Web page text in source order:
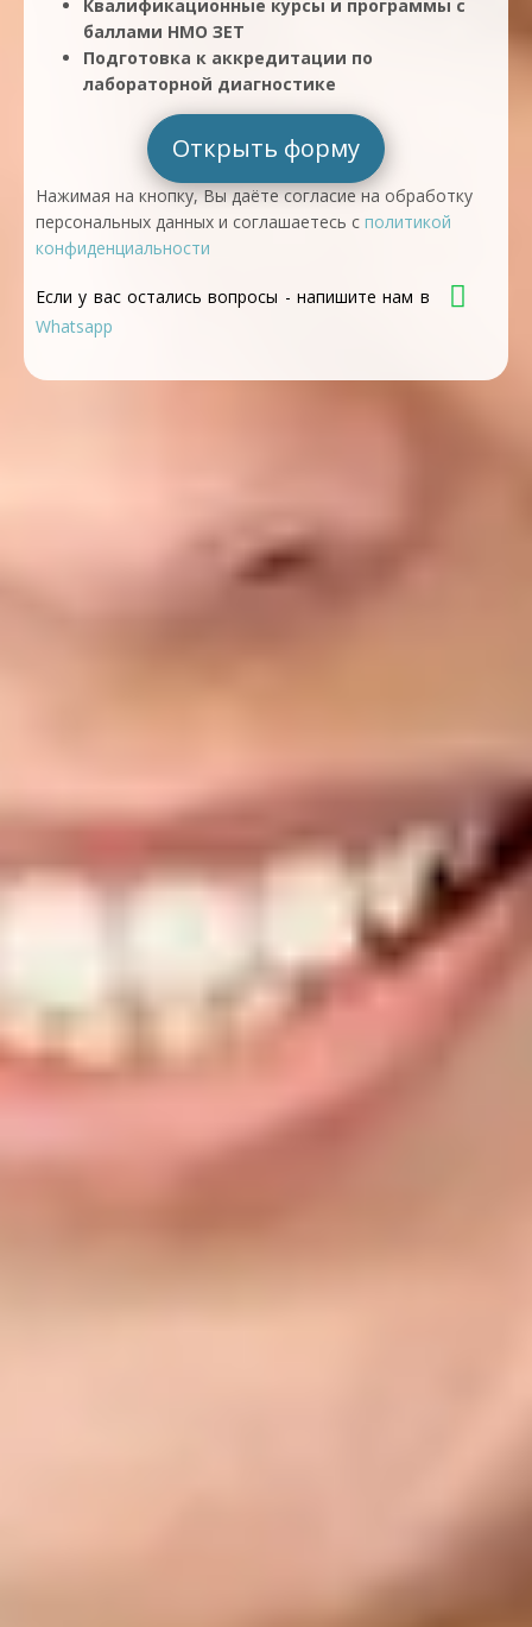
Квалификационные курсы и программы с
баллами НМО ЗЕТ
Подготовка к аккредитации по
лабораторной диагностике
Открыть форму
Нажимая на кнопку, Вы даёте согласие на обработку
персональных данных и соглашаетесь с политикой
конфиденциальности
Если у вас остались вопросы - напишите нам в
Whatsapp